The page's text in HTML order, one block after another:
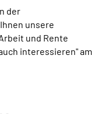
der
unsere
und Rente
interessieren" am